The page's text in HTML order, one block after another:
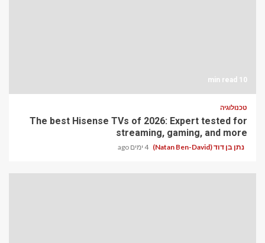
10 min read
טכנולוגיה
The best Hisense TVs of 2026: Expert tested for
streaming, gaming, and more
נתן בן דוד (Natan Ben-David) 4 ימים ago